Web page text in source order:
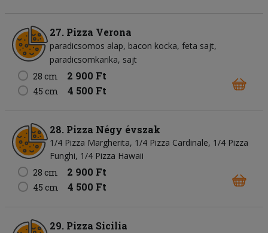
27. Pizza Verona
paradicsomos alap bacon kocka feta sajt
paradicsomkarika sajt
28 cm
2 900 Ft
45 cm 4 500 Ft
28. Pizza Négy évszak
1/4 Pizza Margherita, 1/4 Pizza Cardinale, 1/4 Pizza
Funghi, 1/4 Pizza Hawaii
28 cm
2 900 Ft
45 cm 4 500 Ft
29. Pizza Sicilia